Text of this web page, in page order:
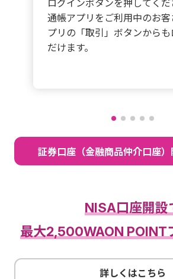
ログインボタンを押してくだ
通帳アプリをご利用中のお
プリの「取引」ボタンから
だけます。
証券口座（金融商品仲介口座）
NISA口座開設
最大2,500WAON POINT
詳しくはこちら